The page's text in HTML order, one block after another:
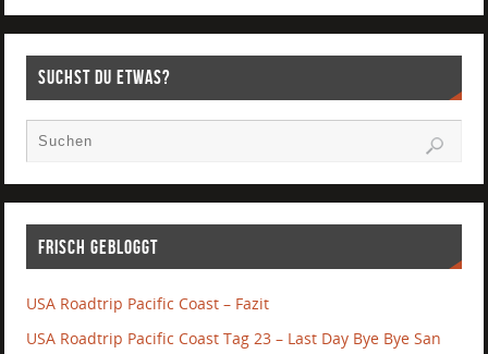
Suchst Du etwas?
Frisch gebloggt
USA Roadtrip Pacific Coast – Fazit
USA Roadtrip Pacific Coast Tag 23 – Last Day Bye Bye San